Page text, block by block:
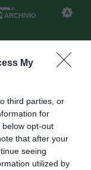
My
third parties, or
for
opt-out
that after your
seeing
utilized by
ARCHIVIO
è